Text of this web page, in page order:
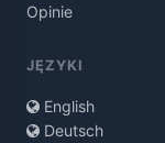
Opinie
JĘZYKI
English
Deutsch